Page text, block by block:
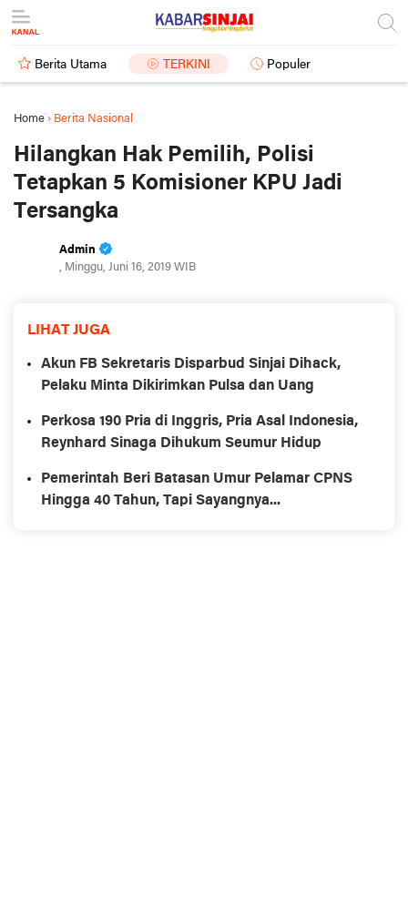
Berita Utama TERKINI Populer
Home › Berita Nasional
Hilangkan Hak Pemilih, Polisi
Tetapkan 5 Komisioner KPU Jadi
Tersangka
Admin
, Minggu, Juni 16, 2019 WIB
LIHAT JUGA
Akun FB Sekretaris Disparbud Sinjai Dihack,
Pelaku Minta Dikirimkan Pulsa dan Uang
Perkosa 190 Pria di Inggris, Pria Asal Indonesia,
Reynhard Sinaga Dihukum Seumur Hidup
Pemerintah Beri Batasan Umur Pelamar CPNS
Hingga 40 Tahun, Tapi Sayangnya...